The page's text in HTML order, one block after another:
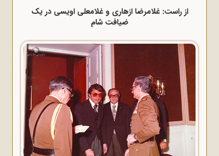
از راست: غلامرضا ازهاری و غلامعلی اویسی در یک
ضیافت شام